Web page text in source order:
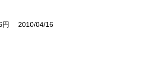
円 2010/04/16